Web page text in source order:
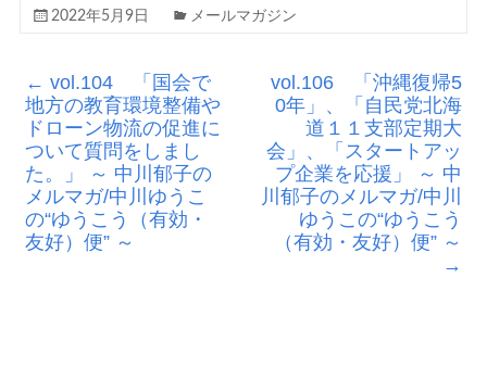
2022年5月9日 メールマガジン
← vol.104 「国会で
地方の教育環境整備や
ドローン物流の促進に
ついて質問をしまし
た。」 ～ 中川郁子の
メルマガ/中川ゆうこ
の“ゆうこう（有効・
友好）便” ～
vol.106 「沖縄復帰5
0年」、「自民党北海
道１１支部定期大
会」、「スタートアッ
プ企業を応援」 ～ 中
川郁子のメルマガ/中川
ゆうこの“ゆうこう
（有効・友好）便” ～
→